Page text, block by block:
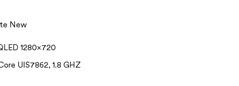
New
1280×720
UIS7862, 1.8 GHZ